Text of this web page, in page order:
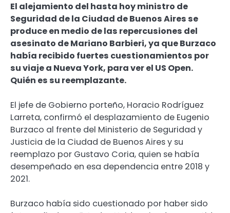
El alejamiento del hasta hoy ministro de
Seguridad de la Ciudad de Buenos Aires se
produce en medio de las repercusiones del
asesinato de Mariano Barbieri, ya que Burzaco
había recibido fuertes cuestionamientos por
su viaje a Nueva York, para ver el US Open.
Quién es su reemplazante.
El jefe de Gobierno porteño, Horacio Rodríguez
Larreta, confirmó el desplazamiento de Eugenio
Burzaco al frente del Ministerio de Seguridad y
Justicia de la Ciudad de Buenos Aires y su
reemplazo por Gustavo Coria, quien se había
desempeñado en esa dependencia entre 2018 y
2021.
Burzaco había sido cuestionado por haber sido